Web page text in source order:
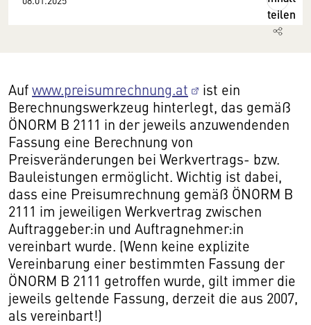
teilen
Aufwww.preisumrechnung.at
ist ein
Berechnungswerkzeug hinterlegt, das gemäß
ÖNORM B 2111 in der jeweils anzuwendenden
Fassung eine Berechnung von
Preisveränderungen bei Werkvertrags- bzw.
Bauleistungen ermöglicht. Wichtig ist dabei,
dass eine Preisumrechnung gemäß ÖNORM B
2111 im jeweiligen Werkvertrag zwischen
Auftraggeber:in und Auftragnehmer:in
vereinbart wurde. (Wenn keine explizite
Vereinbarung einer bestimmten Fassung der
ÖNORM B 2111 getroffen wurde, gilt immer die
jeweils geltende Fassung, derzeit die aus 2007,
als vereinbart!)